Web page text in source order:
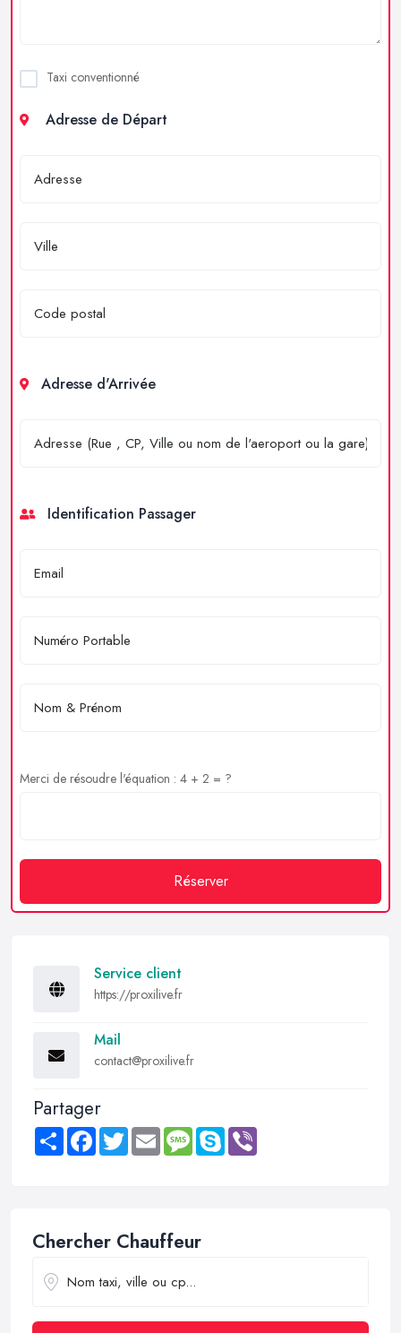
Taxi conventionné
Adresse de Départ
Adresse d'Arrivée
Identification Passager
Merci de résoudre l'équation : 4 + 2 = ?
Réserver
Service client
https://proxilive.fr
Mail
contact@proxilive.fr
Partager
Share FacebookTwitter Email MessageSkype
Chercher Chauffeur